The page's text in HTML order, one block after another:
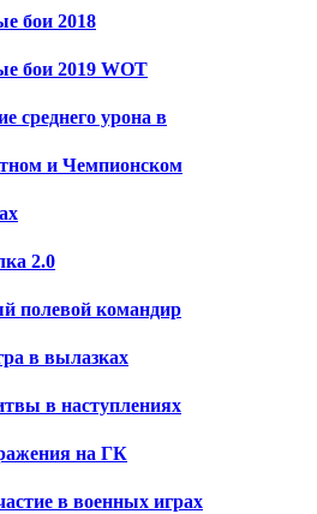
бои 2018
бои 2019 WOT
среднего урона в
и Чемпионском
2.0
полевой командир
в вылазках
в наступлениях
на ГК
в военных играх